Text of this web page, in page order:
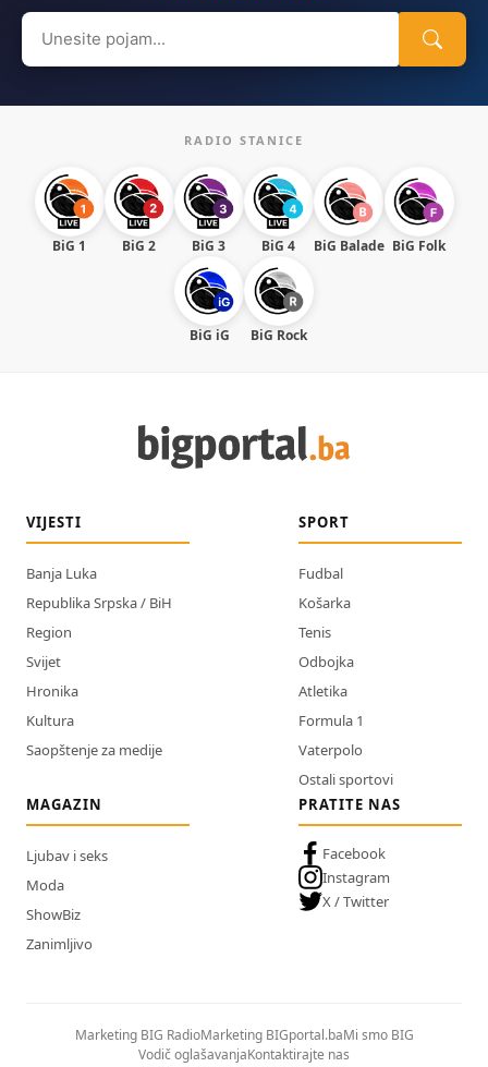
Search
for:
RADIO STANICE
BiG 1 BiG 2 BiG 3 BiG 4 BiG Balade BiG Folk
BiG iG BiG Rock
VIJESTI
Banja Luka
Republika Srpska / BiH
Region
Svijet
Hronika
Kultura
Saopštenje za medije
SPORT
Fudbal
Košarka
Tenis
Odbojka
Atletika
Formula 1
Vaterpolo
Ostali sportovi
MAGAZIN
Ljubav i seks
Moda
ShowBiz
Zanimljivo
PRATITE NAS
Facebook
Instagram
X / Twitter
Marketing BIG RadioMarketing BIGportal.baMi smo BIG
Vodič oglašavanjaKontaktirajte nas